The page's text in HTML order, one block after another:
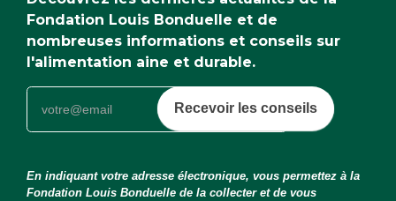
Fondation Louis Bonduelle et de
nombreuses informations et conseils sur
l'alimentation aine et durable.
Recevoir les conseils
En indiquant votre adresse électronique, vous permettez à la
Fondation Louis Bonduelle de la collecter et de vous